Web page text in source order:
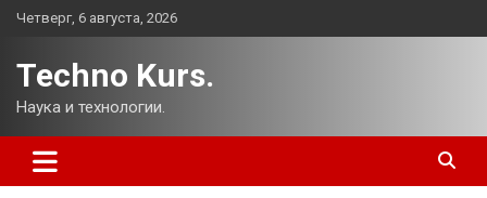
Перейти
Четверг, 6 августа, 2026
Techno Kurs.
Наука и технологии.